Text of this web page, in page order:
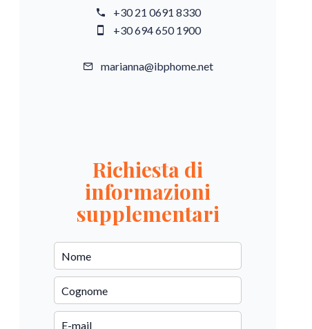
+30 21 0691 8330
+30 694 650 1900
marianna@ibphome.net
Richiesta di
informazioni
supplementari